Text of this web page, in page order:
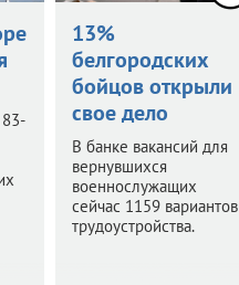
13%
белгородских
бойцов открыли
свое дело
В банке вакансий для
вернувшихся
военнослужащих
сейчас 1159 вариантов
трудоустройства.